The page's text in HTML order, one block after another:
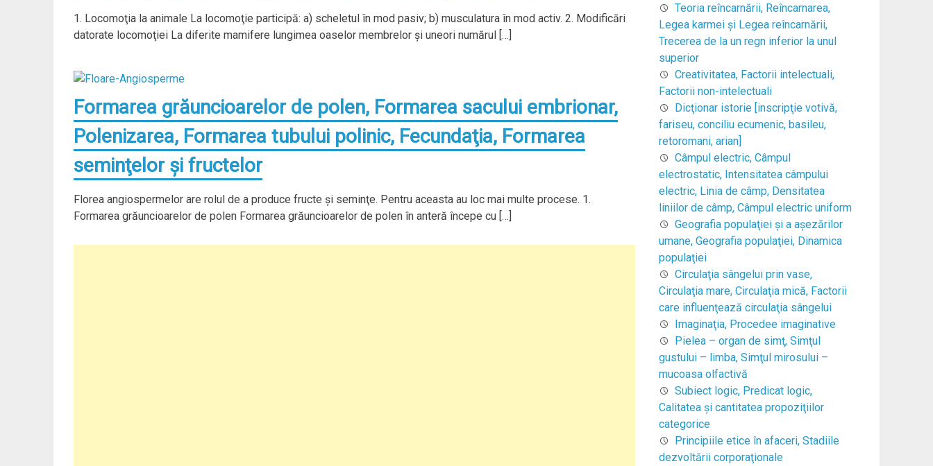
1. Locomoţia la animale La locomoţie participă: a) scheletul în mod pasiv; b) musculatura în mod activ. 2. Modificări
datorate locomoţiei La diferite mamifere lungimea oaselor membrelor şi uneori numărul […]
Formarea grăuncioarelor de polen, Formarea sacului embrionar,
Polenizarea, Formarea tubului polinic, Fecundaţia, Formarea
seminţelor şi fructelor
Florea angiospermelor are rolul de a produce fructe şi seminţe. Pentru aceasta au loc mai multe procese. 1.
Formarea grăuncioarelor de polen Formarea grăuncioarelor de polen în anteră începe cu […]
Teoria reîncarnării, Reîncarnarea,
Legea karmei şi Legea reîncarnării,
Trecerea de la un regn inferior la unul
superior
Creativitatea, Factorii intelectuali,
Factorii non-intelectuali
Dicţionar istorie [inscripţie votivă,
fariseu, conciliu ecumenic, basileu,
retoromani, arian]
Câmpul electric, Câmpul
electrostatic, Intensitatea câmpului
electric, Linia de câmp, Densitatea
liniilor de câmp, Câmpul electric uniform
Geografia populaţiei şi a aşezărilor
umane, Geografia populaţiei, Dinamica
populaţiei
Circulaţia sângelui prin vase,
Circulaţia mare, Circulaţia mică, Factorii
care influenţează circulaţia sângelui
Imaginaţia, Procedee imaginative
Pielea – organ de simţ, Simţul
gustului – limba, Simţul mirosului –
mucoasa olfactivă
Subiect logic, Predicat logic,
Calitatea şi cantitatea propoziţiilor
categorice
Principiile etice în afaceri, Stadiile
dezvoltării corporaţionale